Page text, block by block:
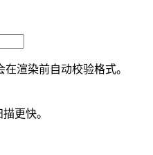
渲染前自动校验格式。
更快。